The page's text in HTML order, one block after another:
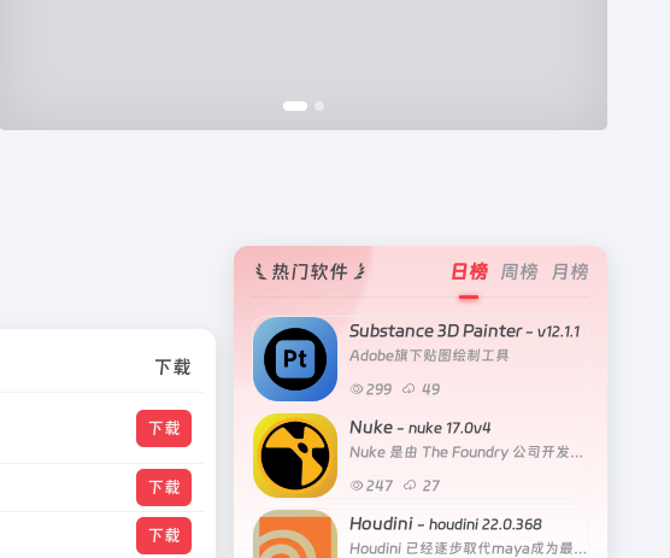
下载
下载
下载
下载
热门软件 日榜 周榜 月榜
Substance 3D Painter- v12.1.1
Adobe旗下贴图绘制工具
299
49
Nuke - nuke 17.0v4
Nuke 是由 The Foundry 公司开发的一款基于节点式工作流程的数字合成软件
247
27
Houdini - houdini 22.0.368
Houdini 已经逐步取代maya成为最好的全流程DCC软件